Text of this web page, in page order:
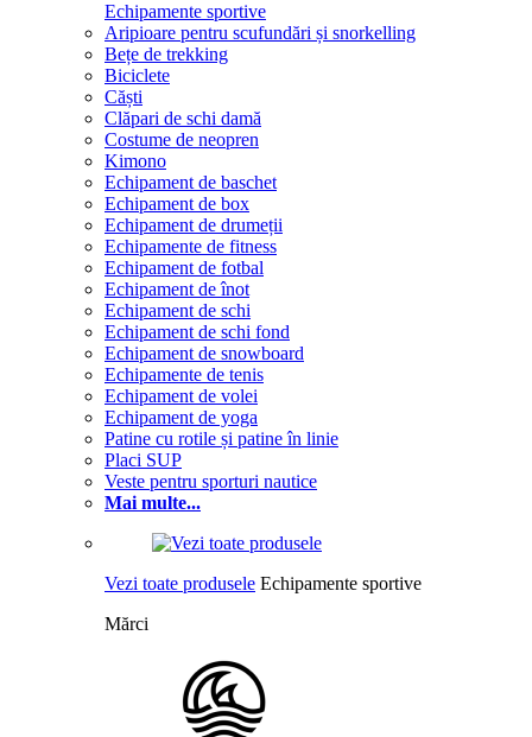
Echipamente sportive
Aripioare pentru scufundări și snorkelling
Bețe de trekking
Biciclete
Căști
Clăpari de schi damă
Costume de neopren
Kimono
Echipament de baschet
Echipament de box
Echipament de drumeții
Echipamente de fitness
Echipament de fotbal
Echipament de înot
Echipament de schi
Echipament de schi fond
Echipament de snowboard
Echipamente de tenis
Echipament de volei
Echipament de yoga
Patine cu rotile și patine în linie
Placi SUP
Veste pentru sporturi nautice
Mai multe...
Vezi toate produsele Echipamente sportive
Mărci